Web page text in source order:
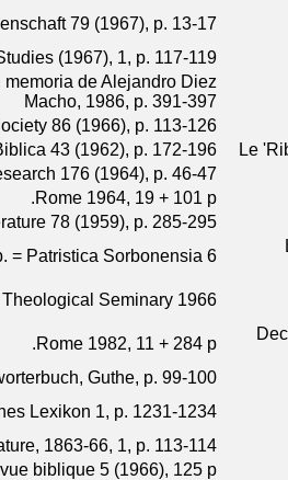
79 (1967), p. 13-17
(1967), 1, p. 117-119
de Alejandro Diez
Macho, 1986, p. 391-397
86 (1966), p. 113-126
Le
43 (1962), p. 172-196
176 (1964), p. 46-47
Rome 1964, 19 + 101 p.
78 (1959), p. 285-295
= Patristica Sorbonensia 6.
Seminary 1966
Rome 1982, 11 + 284 p.
Guthe, p. 99-100
Lexikon 1, p. 1231-1234
1863-66, 1, p. 113-114
biblique 5 (1966), 125 p.